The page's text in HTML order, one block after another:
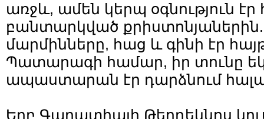
առջև, ամեն կերպ օգնություն էր
բանտարկված
մարմինները, հաց և գինի էր
Պատարագի համար, իր տունը
ապաստարան էր դարձնում
Երբ Գաղատիայի Թեոդեկնոս